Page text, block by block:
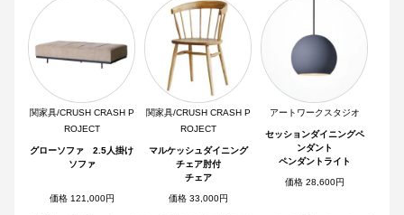
関家具/CRUSH CRASH P
ROJECT
グローソファ 2.5人掛け
ソファ
価格 121,000円
関家具/CRUSH CRASH P
ROJECT
マルケッシュダイニング
チェア肘付
チェア
価格 33,000円
アートワークスタジオ
セッションダイニングペ
ンダント
ペンダントライト
価格 28,600円